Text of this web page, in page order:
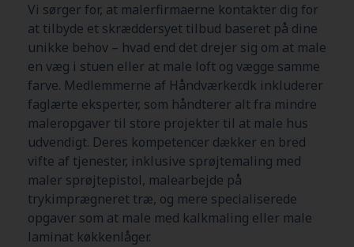
Vi sørger for, at malerfirmaerne kontakter dig for
at tilbyde et skræddersyet tilbud baseret på dine
unikke behov – hvad end det drejer sig om at male
en væg i stuen eller at male loft og vægge samme
farve. Medlemmerne af Håndværker.dk inkluderer
faglærte eksperter, som håndterer alt fra mindre
maleropgaver til store projekter til at male hus
udvendigt. Deres kompetencer dækker en bred
vifte af tjenester, inklusive sprøjtemaling med
maler sprøjtepistol, malearbejde på
trykimprægneret træ, og mere specialiserede
opgaver som at male med kalkmaling eller male
laminat køkkenlåger.